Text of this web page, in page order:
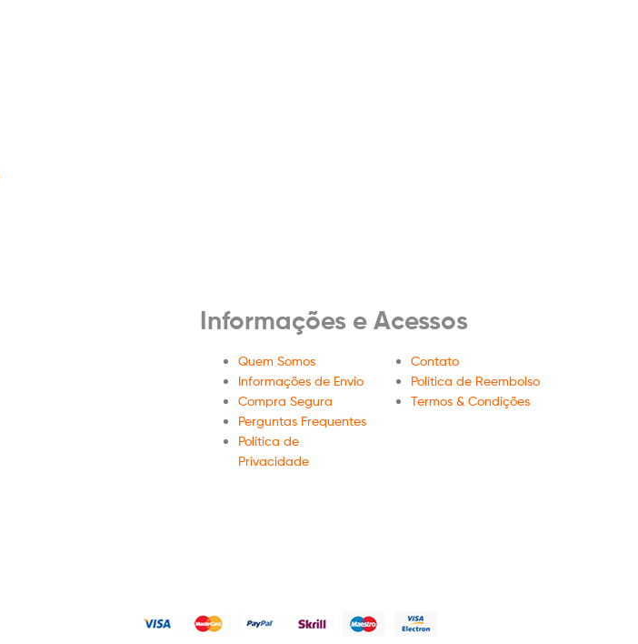
Informações e Acessos
Quem Somos
Informações de Envio
Compra Segura
Perguntas Frequentes
Política de
Privacidade
Contato
Política de Reembolso
Termos & Condições